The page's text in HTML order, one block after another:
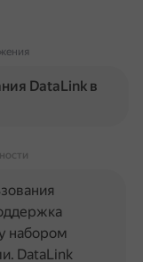
DataLink в
набором
DataLink